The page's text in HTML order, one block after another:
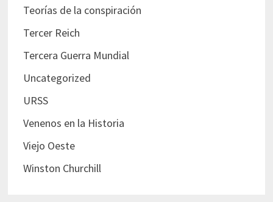
Teorías de la conspiración
Tercer Reich
Tercera Guerra Mundial
Uncategorized
URSS
Venenos en la Historia
Viejo Oeste
Winston Churchill